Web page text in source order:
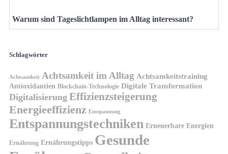
Warum sind Tageslichtlampen im Alltag interessant?
Schlagwörter
Achtsamkeit Achtsamkeit im Alltag Achtsamkeitstraining
Antioxidantien Blockchain-Technologie Digitale Transformation
Digitalisierung Effizienzsteigerung
Energieeffizienz Entspannung
Entspannungstechniken Erneuerbare Energien
Ernährung Ernährungstipps Gesunde